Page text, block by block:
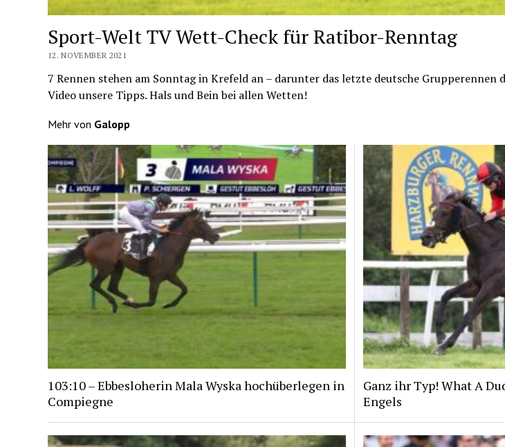
Sport-Welt TV Wett-Check für Ratibor-Renntag
12. NOVEMBER 2021
7 Rennen stehen am Sonntag in Krefeld an – darunter das letzte deutsche Grupperennen
Video unsere Tipps. Hals und Bein bei allen Wetten!
Mehr von Galopp
103:10 – Ebbesloherin Mala Wyska hochüberlegen in
Compiegne
Ganz ihr Typ! What A
Engels